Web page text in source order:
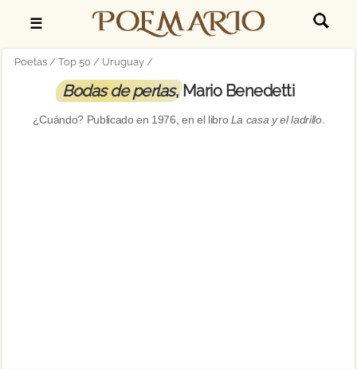
☰
Poetas Top 50 Uruguay
Bodas de perlas, Mario Benedetti
¿Cuándo? Publicado en 1976 , en el libroLa casa y el ladrillo.